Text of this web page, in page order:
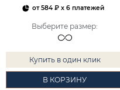
от584 ₽ x 6 платежей
Выберите размер:
Купить в один клик
В КОРЗИНУ